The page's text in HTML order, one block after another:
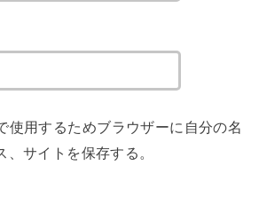
使用するためブラウザーに自分の名
サイトを保存する。